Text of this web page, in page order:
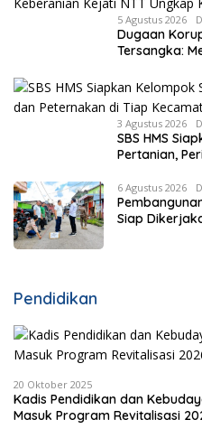
5 Agustus 2026
Dugaan
Tersangka:
3 Agustus 2026
SBS HMS
Pertanian,
6 Agustus 2026
Siap
Pendidikan
20 Oktober 2025
Kadis Pendidikan dan
Masuk Program Revitalisasi